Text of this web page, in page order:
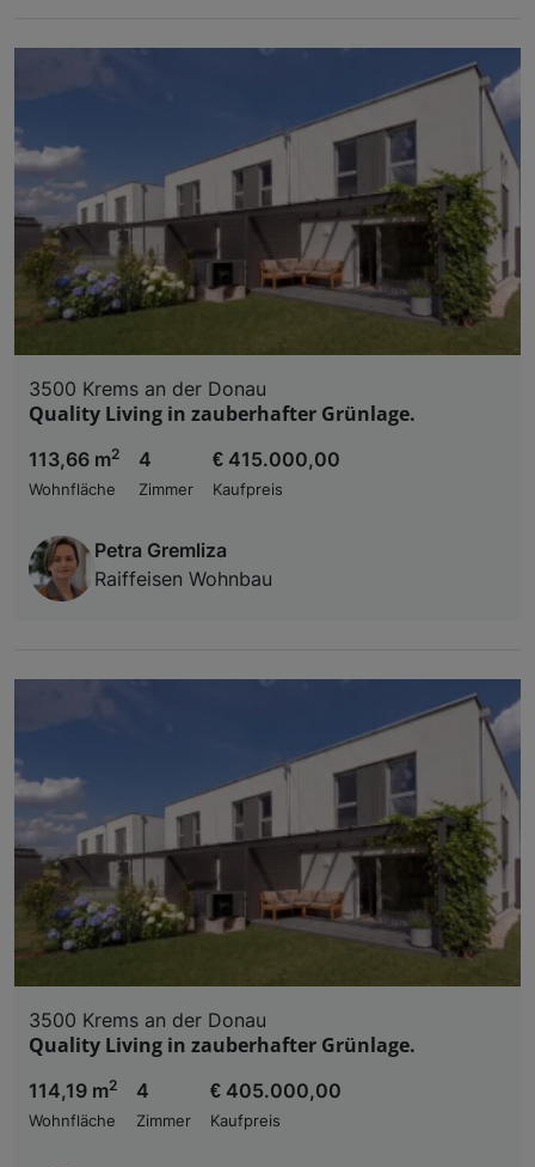
3500 Krems an der Donau
Quality Living in zauberhafter Grünlage.
113,66 m2
Wohnfläche
4
Zimmer
€ 415.000,00
Kaufpreis
Petra Gremliza
Raiffeisen Wohnbau
3500 Krems an der Donau
Quality Living in zauberhafter Grünlage.
114,19 m2
Wohnfläche
4
Zimmer
€ 405.000,00
Kaufpreis